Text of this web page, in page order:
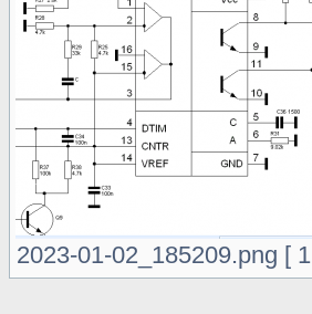
2023-01-02_185209.png [